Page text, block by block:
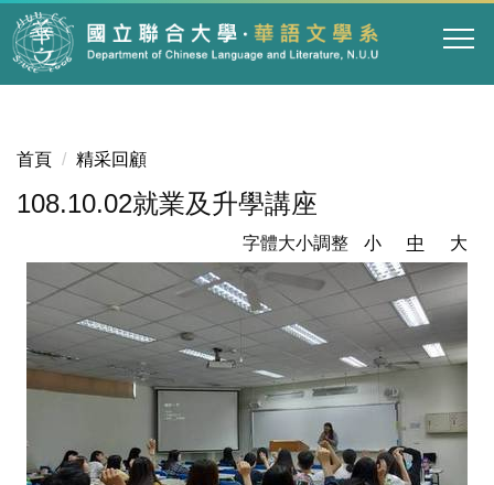
跳
到
主
容
首頁 精采回顧
108.10.02就業及升學講座
字體大小調整 小 中 大